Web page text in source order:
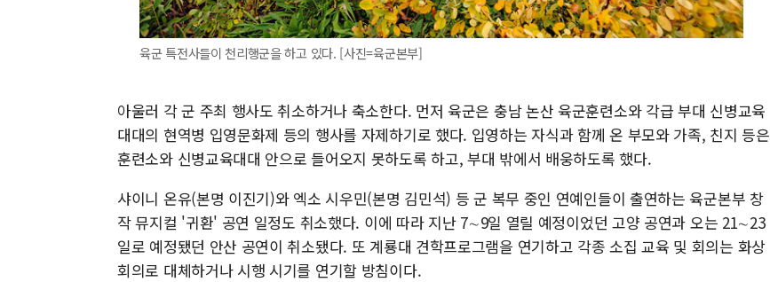
육군 특전사들이 천리행군을 하고 있다. [사진=육군본부]
아울러 각 군 주최 행사도 취소하거나 축소한다. 먼저 육군은 충남 논산 육군훈련소와 각급 부대 신병교육
대대의 현역병 입영문화제 등의 행사를 자제하기로 했다. 입영하는 자식과 함께 온 부모와 가족, 친지 등은
훈련소와 신병교육대대 안으로 들어오지 못하도록 하고, 부대 밖에서 배웅하도록 했다.
샤이니 온유(본명 이진기)와 엑소 시우민(본명 김민석) 등 군 복무 중인 연예인들이 출연하는 육군본부 창
작 뮤지컬 '귀환' 공연 일정도 취소했다. 이에 따라 지난 7∼9일 열릴 예정이었던 고양 공연과 오는 21∼23
일로 예정됐던 안산 공연이 취소됐다. 또 계룡대 견학프로그램을 연기하고 각종 소집 교육 및 회의는 화상
회의로 대체하거나 시행 시기를 연기할 방침이다.